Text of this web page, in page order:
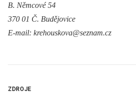
B. Němcové 54
370 01 Č. Budějovice
E-mail: krehouskova@seznam.cz
ZDROJE